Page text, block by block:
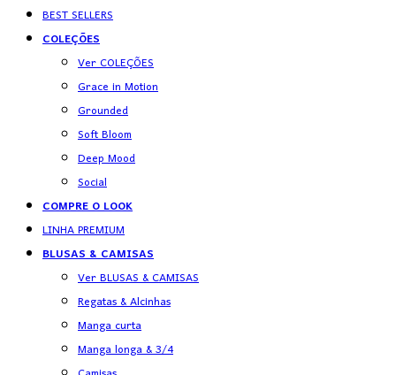
BEST SELLERS
COLEÇÕES
Ver COLEÇÕES
Grace in Motion
Grounded
Soft Bloom
Deep Mood
Social
COMPRE O LOOK
LINHA PREMIUM
BLUSAS & CAMISAS
Ver BLUSAS & CAMISAS
Regatas & Alcinhas
Manga curta
Manga longa & 3/4